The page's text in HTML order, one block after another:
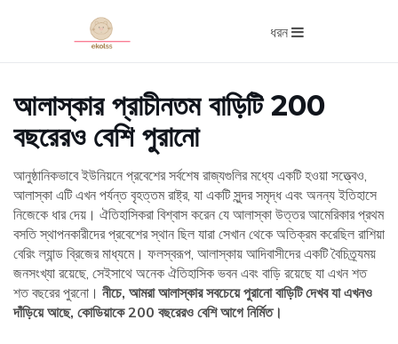
ধরন
আলাস্কার প্রাচীনতম বাড়িটি 200
বছরেরও বেশি পুরানো
আনুষ্ঠানিকভাবে ইউনিয়নে প্রবেশের সর্বশেষ রাজ্যগুলির মধ্যে একটি হওয়া সত্ত্বেও,
আলাস্কা এটি এখন পর্যন্ত বৃহত্তম রাষ্ট্র, যা একটি সুন্দর সমৃদ্ধ এবং অনন্য ইতিহাসে
নিজেকে ধার দেয়। ঐতিহাসিকরা বিশ্বাস করেন যে আলাস্কা উত্তর আমেরিকার প্রথম
বসতি স্থাপনকারীদের প্রবেশের স্থান ছিল যারা সেখান থেকে অতিক্রম করেছিল রাশিয়া
বেরিং ল্যান্ড ব্রিজের মাধ্যমে। ফলস্বরূপ, আলাস্কায় আদিবাসীদের একটি বৈচিত্র্যময়
জনসংখ্যা রয়েছে, সেইসাথে অনেক ঐতিহাসিক ভবন এবং বাড়ি রয়েছে যা এখন শত
শত বছরের পুরনো। নীচে, আমরা আলাস্কার সবচেয়ে পুরানো বাড়িটি দেখব যা এখনও
দাঁড়িয়ে আছে, কোডিয়াকে 200 বছরেরও বেশি আগে নির্মিত।